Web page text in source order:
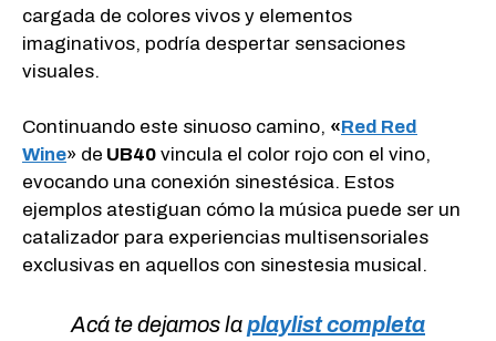
cargada de colores vivos y elementos
imaginativos, podría despertar sensaciones
visuales.
Continuando este sinuoso camino, «Red Red
Wine» de UB40 vincula el color rojo con el vino,
evocando una conexión sinestésica. Estos
ejemplos atestiguan cómo la música puede ser un
catalizador para experiencias multisensoriales
exclusivas en aquellos con sinestesia musical.
Acá te dejamos laplaylist completa